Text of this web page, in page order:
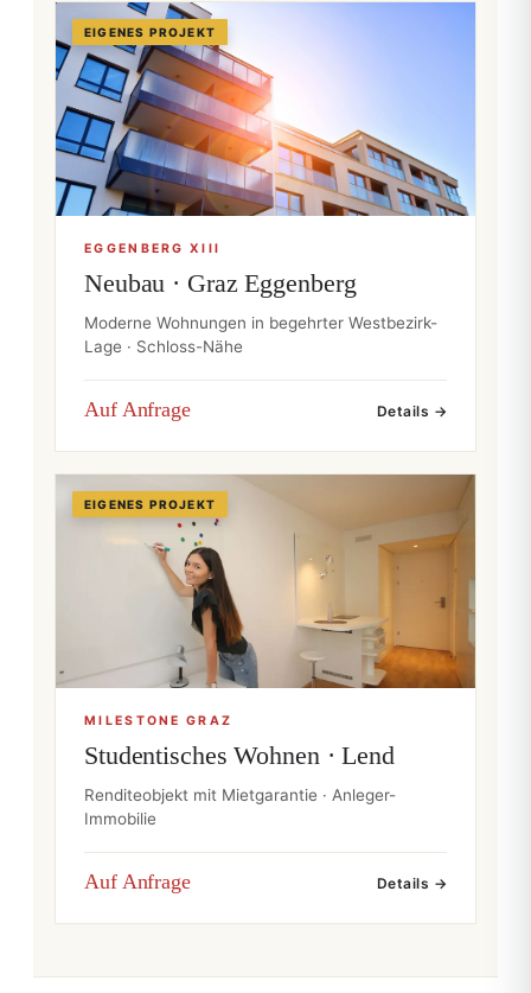
EIGENES PROJEKT
EGGENBERG XIII
Neubau · Graz Eggenberg
Moderne Wohnungen in begehrter Westbezirk-
Lage · Schloss-Nähe
Auf Anfrage Details →
EIGENES PROJEKT
MILESTONE GRAZ
Studentisches Wohnen · Lend
Renditeobjekt mit Mietgarantie · Anleger-
Immobilie
Auf Anfrage Details →